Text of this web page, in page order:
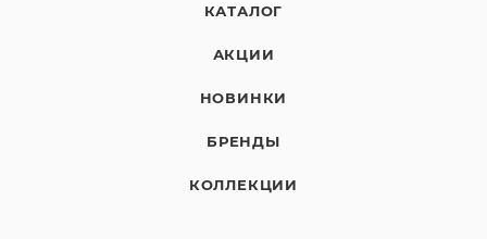
КАТАЛОГ
АКЦИИ
НОВИНКИ
БРЕНДЫ
КОЛЛЕКЦИИ